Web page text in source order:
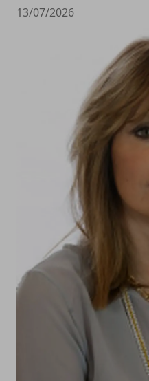
13/07/2026